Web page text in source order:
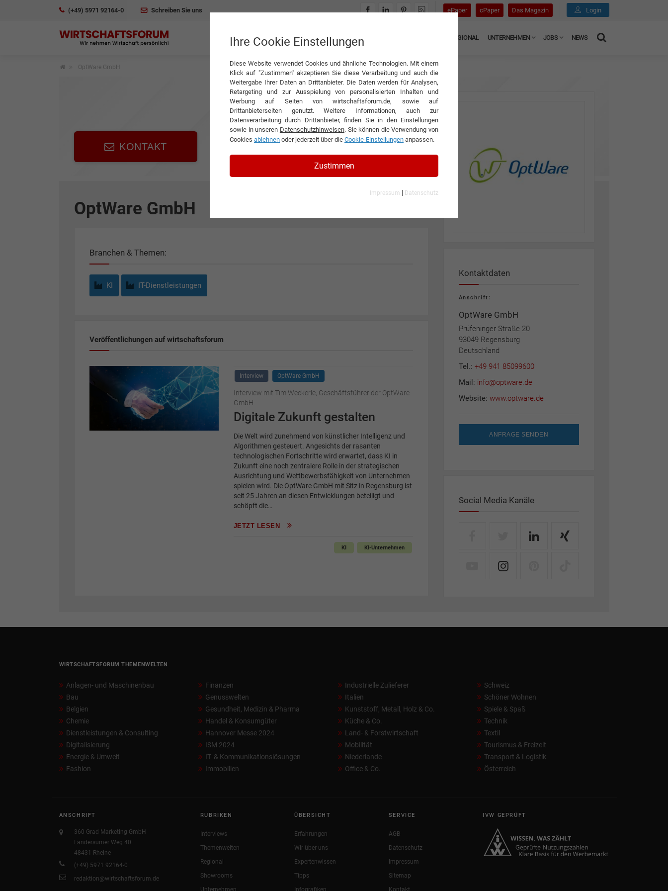
(+49) 5971 92164-0 Schreiben Sie uns ePaper cPaper Das Magazin Login
INTERVIEWS REGIONAL UNTERNEHMEN JOBS NEWS
OptWare GmbH
KONTAKT
OptWare GmbH
Branchen & Themen:
KI IT-Dienstleistungen
Veröffentlichungen auf wirtschaftsforum
Interview OptWare GmbH
Interview mit Tim Weckerle, Geschäftsführer der OptWare
GmbH
Digitale Zukunft gestalten
Die Welt wird zunehmend von künstlicher Intelligenz und
Algorithmen gesteuert. Angesichts der rasanten
technologischen Fortschritte wird erwartet, dass KI in
Zukunft eine noch zentralere Rolle in der strategischen
Ausrichtung und Wettbewerbsfähigkeit von Unternehmen
spielen wird. Die OptWare GmbH mit Sitz in Regensburg ist
seit 25 Jahren an diesen Entwicklungen beteiligt und
schöpft die…
JETZT LESEN
KI KI-Unternehmen
Kontaktdaten
Anschrift:
OptWare GmbH
Prüfeninger Straße 20
93049 Regensburg
Deutschland
Tel.: +49 941 85099600
Mail: info@optware.de
Website: www.optware.de
ANFRAGE SENDEN
Social Media Kanäle
WIRTSCHAFTSFORUM THEMENWELTEN
Anlagen- und Maschinenbau
Bau
Belgien
Chemie
Dienstleistungen & Consulting
Digitalisierung
Energie & Umwelt
Fashion
Finanzen
Genusswelten
Gesundheit, Medizin & Pharma
Handel & Konsumgüter
Hannover Messe 2024
ISM 2024
IT- & Kommunikationslösungen
Immobilien
Industrielle Zulieferer
Italien
Kunststoff, Metall, Holz & Co.
Küche & Co.
Land- & Forstwirtschaft
Mobilität
Niederlande
Office & Co.
Schweiz
Schöner Wohnen
Spiele & Spaß
Technik
Textil
Tourismus & Freizeit
Transport & Logistik
Österreich
ANSCHRIFT
360 Grad Marketing GmbH
Landersumer Weg 40
48431 Rheine
(+49) 5971 92164-0
redaktion@wirtschaftsforum.de
RUBRIKEN
Interviews
Themenwelten
Regional
Showrooms
Unternehmen
ÜBERSICHT
Erfahrungen
Wir über uns
Expertenwissen
Tipps
Infografiken
SERVICE
AGB
Datenschutz
Impressum
Sitemap
Kontakt
IVW GEPRÜFT
Ihre Cookie Einstellungen
Diese Website verwendet Cookies und ähnliche Technologien. Mit einem
Klick auf "Zustimmen" akzeptieren Sie diese Verarbeitung und auch die
Weitergabe Ihrer Daten an Drittanbieter. Die Daten werden für Analysen,
Retargeting und zur Ausspielung von personalisierten Inhalten und
Werbung auf Seiten von wirtschaftsforum.de, sowie auf
Drittanbieterseiten genutzt. Weitere Informationen, auch zur
Datenverarbeitung durch Drittanbieter, finden Sie in den Einstellungen
sowie in unseren Datenschutzhinweisen. Sie können die Verwendung von
Cookies ablehnen oder jederzeit über die Cookie-Einstellungen anpassen.
Zustimmen
Impressum | Datenschutz